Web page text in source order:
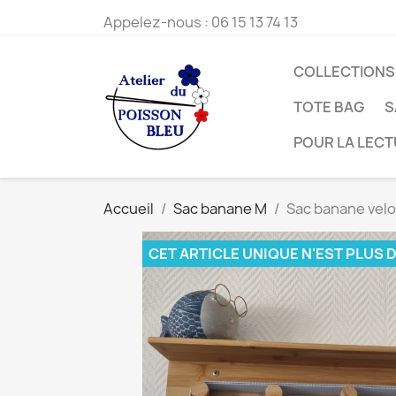
Appelez-nous : 06 15 13 74 13
COLLECTIONS
TOTE BAG
POUR LA
Accueil Sac banane M Sac banane
CET ARTICLE UNIQUE N'EST PLUS